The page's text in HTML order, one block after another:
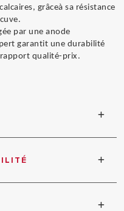
grâceà sa résistance
par une anode
garantit une durabilité
qualité-prix.
et anticalcaire.